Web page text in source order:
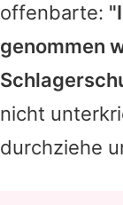
offenbarte:
genommen
nicht
durchziehe